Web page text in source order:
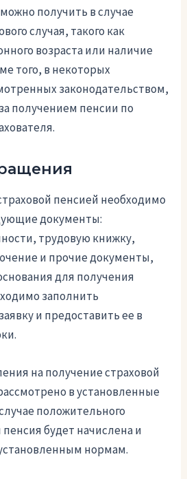
получить в случае
случая, такого как
возраста или наличие
того, в некоторых
законодательством,
получением пенсии по
пенсией необходимо
документы:
трудовую книжку,
и прочие документы,
для получения
заполнить
и предоставить ее в
на получение страховой
в установленные
положительного
будет начислена и
нормам.